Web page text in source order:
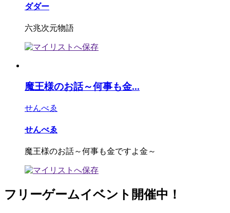
ダダー
六兆次元物語
魔王様のお話～何事も金...
せんべゑ
せんべゑ
魔王様のお話～何事も金ですよ金～
フリーゲームイベント開催中！